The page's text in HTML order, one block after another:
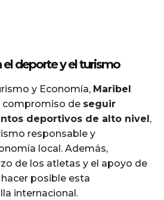
deporte y el turismo
y Economía, Maribel
compromiso de seguir
deportivos de alto nivel ,
responsable y
local. Además,
de los atletas y el apoyo de
posible esta
internacional.